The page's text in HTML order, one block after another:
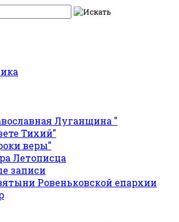
Луганщина "
Тихий"
веры"
Летописца
записи
Ровеньковской епархии